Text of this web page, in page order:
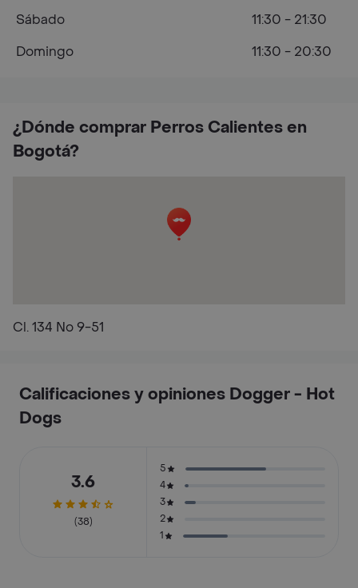
¿Dónde comprar Perros Calientes en
Bogotá?
Cl. 134 No 9-51
Sábado
11:30 - 21:30
Domingo
11:30 - 20:30
Calificaciones y opiniones Dogger - Hot
Dogs
3.6
(38)
5
4
3
2
1